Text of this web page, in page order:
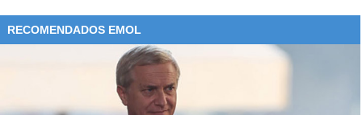
RECOMENDADOS EMOL